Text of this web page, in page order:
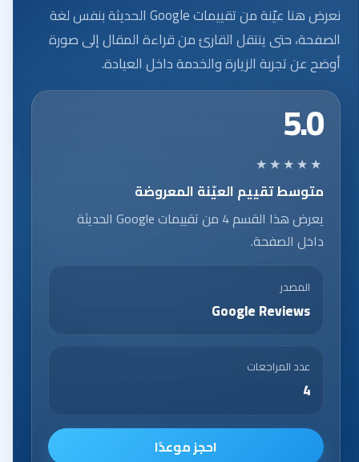
نعرض هنا عيّنة من تقييمات Google الحديثة بنفس لغة
الصفحة، حتى ينتقل القارئ من قراءة المقال إلى صورة
أوضح عن تجربة الزيارة والخدمة داخل العيادة.
5.0
★★★★★
متوسط تقييم العيّنة المعروضة
يعرض هذا القسم 4 من تقييمات Google الحديثة
داخل الصفحة.
المصدر
Google Reviews
عدد المراجعات
4
احجز موعدًا